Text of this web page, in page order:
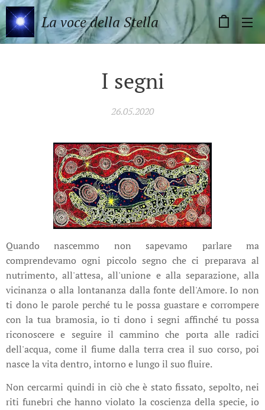
La voce della Stella
I segni
26.05.2020
Quando nascemmo non sapevamo parlare ma
comprendevamo ogni piccolo segno che ci preparava al
nutrimento, all'attesa, all'unione e alla separazione, alla
vicinanza o alla lontananza dalla fonte dell'Amore. Io non
ti dono le parole perché tu le possa guastare e corrompere
con la tua bramosia, io ti dono i segni affinché tu possa
riconoscere e seguire il cammino che porta alle radici
dell'acqua, come il fiume dalla terra crea il suo corso, poi
nasce la vita dentro, intorno e lungo il suo fluire.
Non cercarmi quindi in ciò che è stato fissato, sepolto, nei
riti funebri che hanno violato la coscienza della specie, io